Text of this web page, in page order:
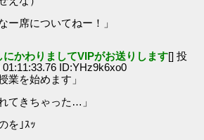
ー席についてねー！」
にかわりましてVIPがお送りします[] 投
ID:YHz9k6xo0
業を始めます」
てきちゃった…」
を｣ｽｯ